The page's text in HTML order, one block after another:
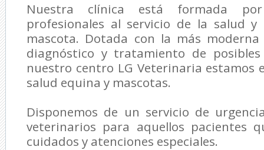
Nuestra clínica está formada
profesionales al servicio de la salud
mascota. Dotada con la más
diagnóstico y tratamiento de posibles
nuestro centro LG Veterinaria estamos
salud equina y mascotas.
Disponemos de un servicio de
veterinarios para aquellos pacientes
cuidados y atenciones especiales.